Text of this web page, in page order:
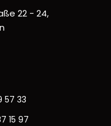
22 - 24,
57 33
15 97